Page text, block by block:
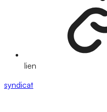
lien
syndicat